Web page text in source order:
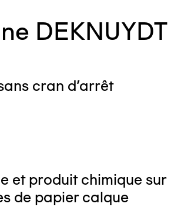
DEKNUYDT
cran d'arrêt
et produit chimique sur
de papier calque